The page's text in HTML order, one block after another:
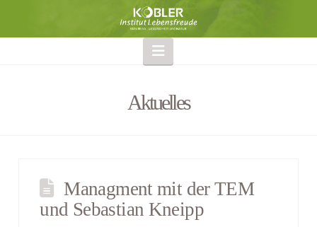
Navigation
Aktuelles
Managment mit der TEM
und Sebastian Kneipp